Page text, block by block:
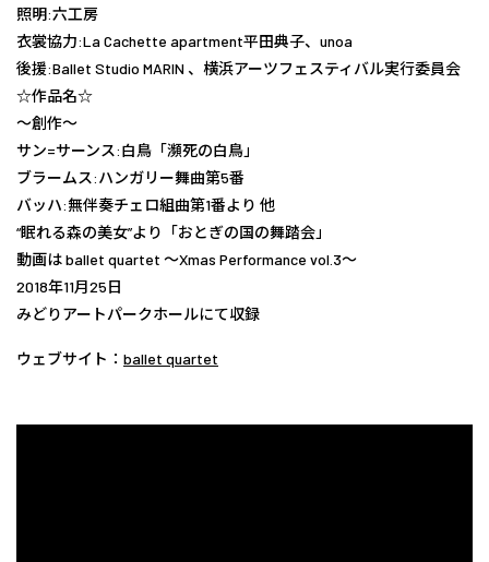
照明:六工房
衣裳協力:La Cachette apartment平田典子、unoa
後援:Ballet Studio MARIN 、横浜アーツフェスティバル実行委員会
☆作品名☆
〜創作〜
サン=サーンス:白鳥「瀕死の白鳥」
ブラームス:ハンガリー舞曲第5番
バッハ:無伴奏チェロ組曲第1番より 他
“眠れる森の美女”より「おとぎの国の舞踏会」
動画は ballet quartet 〜Xmas Performance vol.3〜
2018年11月25日
みどりアートパークホールにて収録
ウェブサイト： ballet quartet